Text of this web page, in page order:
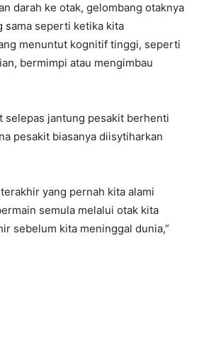
darah ke otak, gelombang otaknya
sama seperti ketika kita
menuntut kognitif tinggi, seperti
bermimpi atau mengimbau
selepas jantung pesakit berhenti
pesakit biasanya diisytiharkan
yang pernah kita alami
semula melalui otak kita
sebelum kita meninggal dunia,”